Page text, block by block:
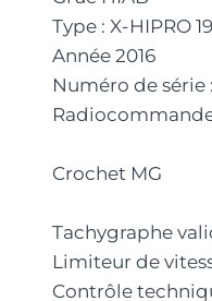
Type : X-HIPRO
Année 2016
Numéro de série
Radiocommande
Crochet MG
Tachygraphe
Limiteur de
Contrôle